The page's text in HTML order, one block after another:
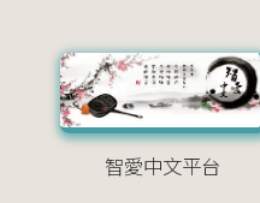
智愛中文平台